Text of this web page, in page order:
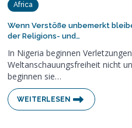
Africa
Wenn Verstöße unbemerkt
der Religions- und…
In Nigeria beginnen
Weltanschauungsfreiheit nicht
beginnen sie…
WEITERLESEN